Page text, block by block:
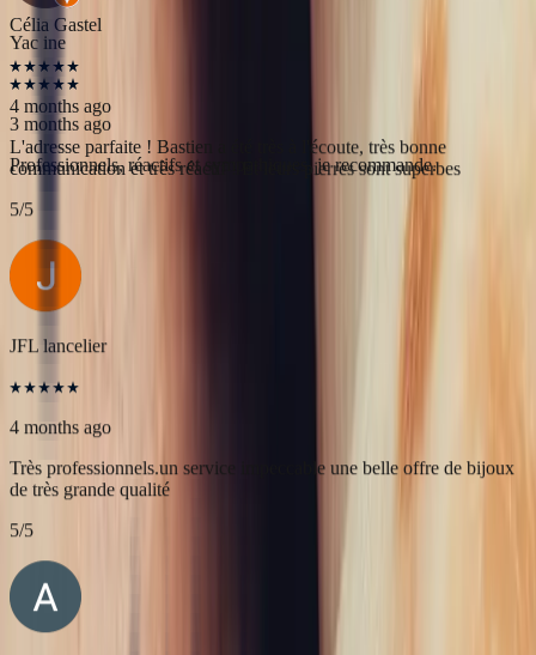
5/5
Célia Gastel
4 months ago
L'adresse parfaite ! Bastien a été très à l'écoute, très bonne
communication et très réactif ! Et leurs pierres sont superbes
5/5
JFL lancelier
4 months ago
Très professionnels.un service impeccable une belle offre de bijoux
de très grande qualité